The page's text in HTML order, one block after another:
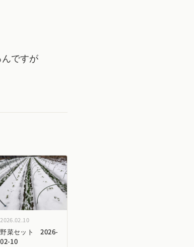
ですが
2026.02.10
野菜セット 2026-
02-10